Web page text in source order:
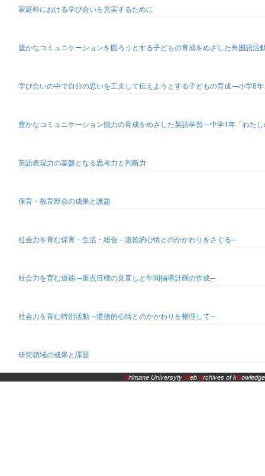
家庭科における学び合いを充実するために
豊かなコミュニケーションを図ろうとする子どもの育成をめざした外国語活
学び合いの中で自分の思いを工夫して伝えようとする子どもの育成 ─小学6
豊かなコミュニケーション能力の育成をめざした英語学習 ─中学1年「わた
英語表現力の基盤となる思考力と判断力
保育・教育部会の成果と課題
社会力を育む保育・生活・総合 ─道徳的心情とのかかわりをさぐる─
社会力を育む道徳 ─重点目標の見直しと年間指導計画の作成─
社会力を育む特別活動 ─道徳的心情とのかかわりを整理して─
研究領域の成果と課題
Shimane Universyty WebArchives of kNowledge